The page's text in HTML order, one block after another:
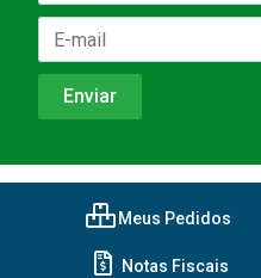
Meus Pedidos
Notas Fiscais